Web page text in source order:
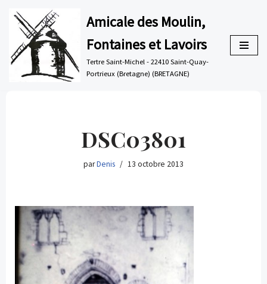
Aller
au
contenu
Amicale des Moulin,
Fontaines et Lavoirs
Tertre Saint-Michel - 22410 Saint-Quay-
Portrieux (Bretagne) (BRETAGNE)
DSC03801
parDenis 13 octobre 2013